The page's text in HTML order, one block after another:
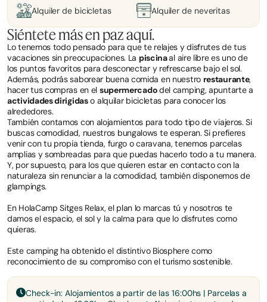
Alquiler de bicicletas
Alquiler de neveritas
Siéntete más en paz aquí.
Lo tenemos todo pensado para que te relajes y disfrutes de tus
vacaciones sin preocupaciones. La piscinaal aire libre es uno de
los puntos favoritos para desconectar y refrescarse bajo el sol.
Además, podrás saborear buena comida en nuestro restaurante,
hacer tus compras en el supermercadodel camping, apuntarte a
actividades dirigidaso alquilar bicicletas para conocer los
alrededores.
También contamos con alojamientos para todo tipo de viajeros. Si
buscas comodidad, nuestros bungalows te esperan. Si prefieres
venir con tu propia tienda, furgo o caravana, tenemos parcelas
amplias y sombreadas para que puedas hacerlo todo a tu manera.
Y, por supuesto, para los que quieren estar en contacto con la
naturaleza sin renunciar a la comodidad, también disponemos de
glampings.
En HolaCamp Sitges Relax, el plan lo marcas tú y nosotros te
damos el espacio, el sol y la calma para que lo disfrutes como
quieras.
Este camping ha obtenido el distintivo Biosphere como
reconocimiento de su compromiso con el turismo sostenible.
Check-in: Alojamientos a partir de las 16:00hs | Parcelas a